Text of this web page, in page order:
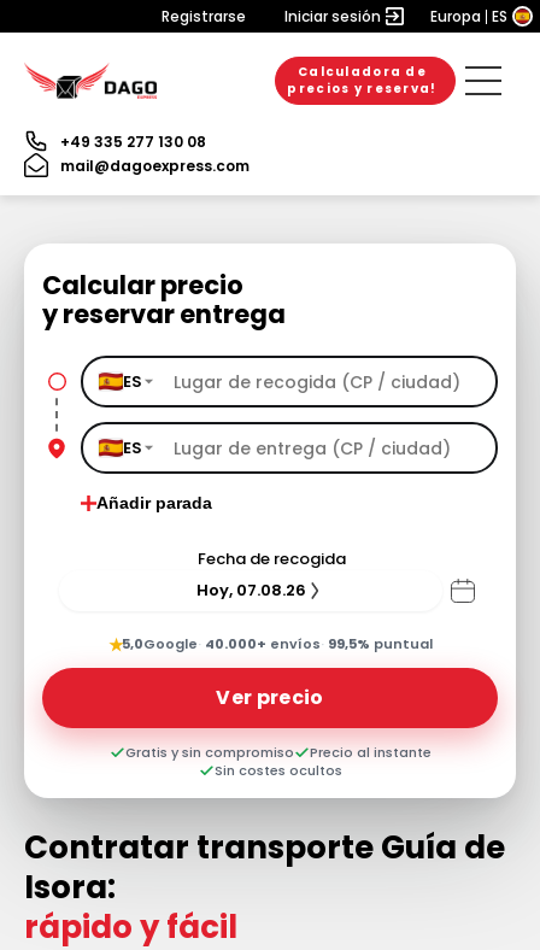
Registrarse Iniciar sesión Europa ES
Calculadora de
precios y reserva!
+49 335 277 130 08
mail@dagoexpress.com
Calcular precio
y reservar entrega
ES
ES
Añadir parada
Fecha de recogida
Hoy, 07.08.26
★5,0Google· 40.000+ envíos· 99,5% puntual
Ver precio
Gratis y sin compromiso
Precio al instante
Sin costes ocultos
Contratar transporte Guía de
Isora:
rápido y fácil